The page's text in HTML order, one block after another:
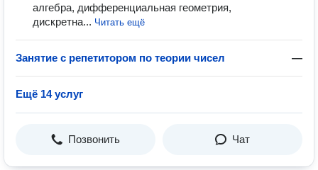
алгебра, дифференциальная геометрия,
дискретна... Читать ещё
Занятие с репетитором по теории чисел —
Ещё 14 услуг
Позвонить Чат